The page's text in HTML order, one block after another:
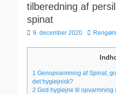
tilberedning af
spinat
Udgivet
9. december 2020 Forfatter
1 Genopvarmning af Spinat,
det hygiejnisk?
2 God hygiejne til opvarmning